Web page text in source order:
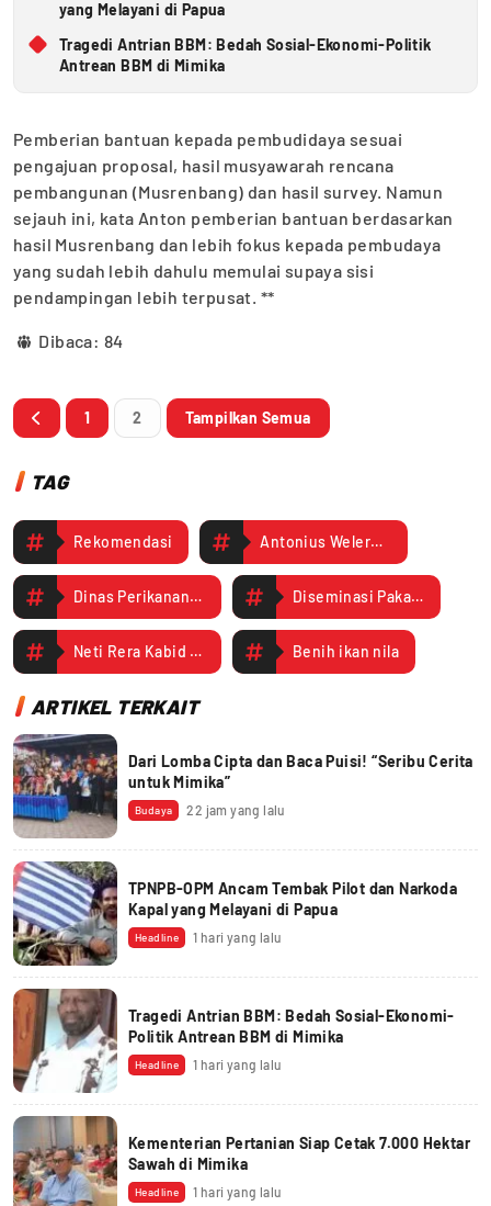
yang Melayani di Papua
Tragedi Antrian BBM: Bedah Sosial-Ekonomi-Politik
Antrean BBM di Mimika
Pemberian bantuan kepada pembudidaya sesuai
pengajuan proposal, hasil musyawarah rencana
pembangunan (Musrenbang) dan hasil survey. Namun
sejauh ini, kata Anton pemberian bantuan berdasarkan
hasil Musrenbang dan lebih fokus kepada pembudaya
yang sudah lebih dahulu memulai supaya sisi
pendampingan lebih terpusat. **
Dibaca: 84
1 2 Tampilkan Semua
TAG
Rekomendasi Antonius Welerubun Kepala Dinas Perikanan
Dinas Perikanan Kabupaten Mimika Diseminasi Pakan Alami hama dan penyakit ikan air tawar
Neti Rera Kabid Budidaya Ikan Benih ikan nila
ARTIKEL TERKAIT
Dari Lomba Cipta dan Baca Puisi! “Seribu Cerita
untuk Mimika”
Budaya 22 jam yang lalu
TPNPB-OPM Ancam Tembak Pilot dan Narkoda
Kapal yang Melayani di Papua
Headline 1 hari yang lalu
Tragedi Antrian BBM: Bedah Sosial-Ekonomi-
Politik Antrean BBM di Mimika
Headline 1 hari yang lalu
Kementerian Pertanian Siap Cetak 7.000 Hektar
Sawah di Mimika
Headline 1 hari yang lalu